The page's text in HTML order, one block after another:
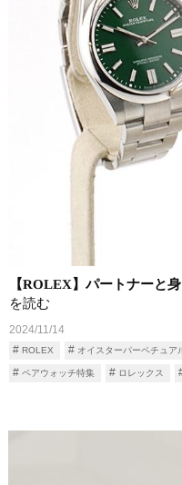
【ROLEX】パートナーと
を読む
2024/11/14
ROLEX オイスターパーペチュア
ペアウォッチ特集 ロレックス